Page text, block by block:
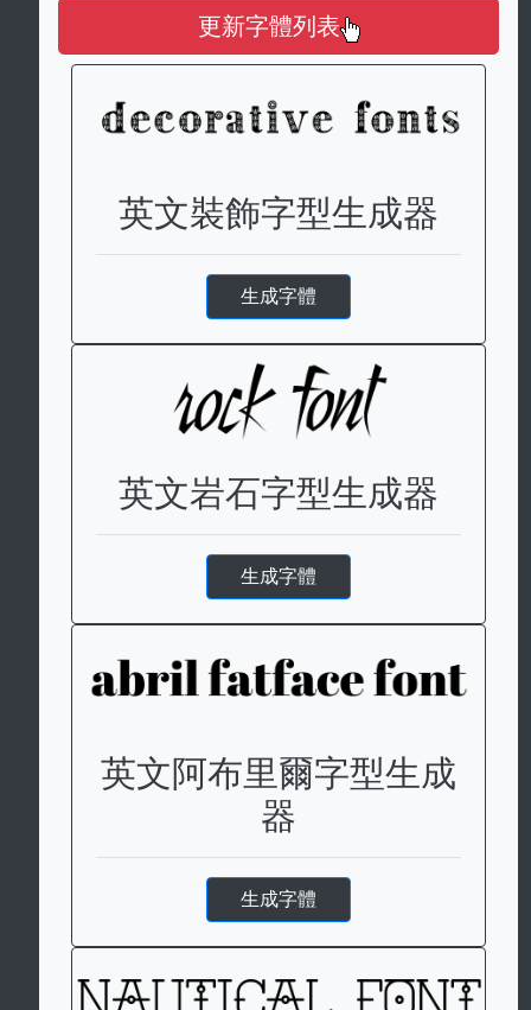
更新字體列表
英文裝飾字型生成器
生成字體
英文岩石字型生成器
生成字體
英文阿布里爾字型生成
器
生成字體